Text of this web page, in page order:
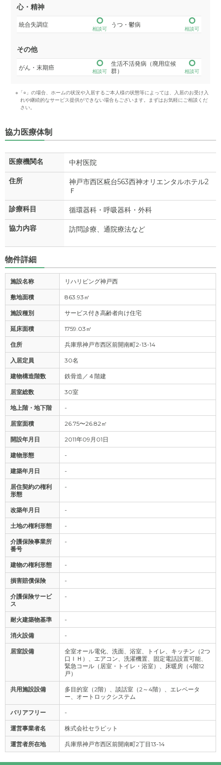
心・精神
統合失調症
相談可
うつ・鬱病
相談可
その他
がん・末期癌
相談可
生活不活発病（廃用症候
群）
相談可
※「○」の場合、ホームの状況や入居するご本人様の状態等によっては、入居のお受け入
れや継続的なサービス提供ができない場合もございます。まずはお気軽にご相談くだ
さい。
協力医療体制
医療機関名 中村医院
住所
神戸市西区糀台563西神オリエンタルホテル2
Ｆ
診療科目 循環器科・呼吸器科・外科
協力内容 訪問診療、通院療法など
物件詳細
施設名称 リハリビング神戸西
敷地面積 863.93㎡
施設種別 サービス付き高齢者向け住宅
延床面積 1759.03㎡
住所 兵庫県神戸市西区前開南町2-13-14
入居定員 30名
建物構造階数 鉄骨造／４階建
居室総数 30室
地上階・地下階 -
居室面積 26.75〜26.82㎡
開設年月日 2011年09月01日
建物形態 -
建築年月日 -
居住契約の権利
形態
-
改築年月日 -
土地の権利形態 -
介護保険事業所
番号
-
建物の権利形態 -
損害賠償保険 -
介護保険サービ
ス
-
耐火建築物基準 -
消火設備 -
居室設備
全室オール電化、洗面、浴室、トイレ、キッチン（2つ
口ＩＨ）、エアコン、洗濯機置、固定電話設置可能、
緊急コール（居室・トイレ・浴室）、床暖房（4階12
戸）
共用施設設備
多目的室（2階）、談話室（2～4階）、エレベータ
ー、オートロックシステム
バリアフリー -
運営事業者名 株式会社セラピット
運営者所在地 兵庫県神戸市西区前開南町2丁目13-14